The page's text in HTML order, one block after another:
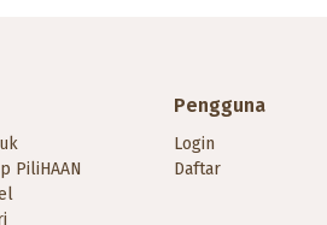
PiliHAAN
Pengguna
Login
Daftar